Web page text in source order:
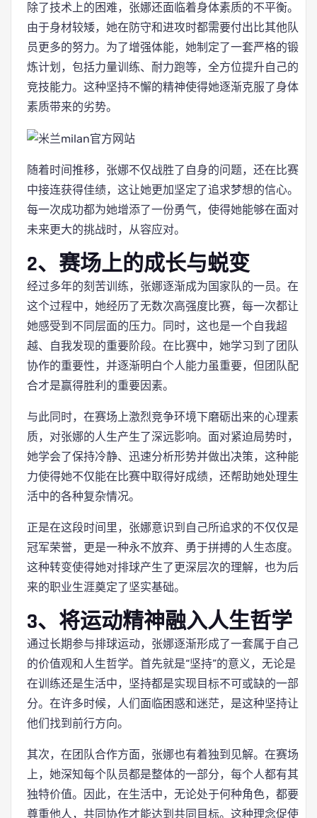
除了技术上的困难，张娜还面临着身体素质的不平衡。
由于身材较矮，她在防守和进攻时都需要付出比其他队
员更多的努力。为了增强体能，她制定了一套严格的锻
炼计划，包括力量训练、耐力跑等，全方位提升自己的
竞技能力。这种坚持不懈的精神使得她逐渐克服了身体
素质带来的劣势。
随着时间推移，张娜不仅战胜了自身的问题，还在比赛
中接连获得佳绩，这让她更加坚定了追求梦想的信心。
每一次成功都为她增添了一份勇气，使得她能够在面对
未来更大的挑战时，从容应对。
2、赛场上的成长与蜕变
经过多年的刻苦训练，张娜逐渐成为国家队的一员。在
这个过程中，她经历了无数次高强度比赛，每一次都让
她感受到不同层面的压力。同时，这也是一个自我超
越、自我发现的重要阶段。在比赛中，她学习到了团队
协作的重要性，并逐渐明白个人能力虽重要，但团队配
合才是赢得胜利的重要因素。
与此同时，在赛场上激烈竞争环境下磨砺出来的心理素
质，对张娜的人生产生了深远影响。面对紧迫局势时，
她学会了保持冷静、迅速分析形势并做出决策，这种能
力使得她不仅能在比赛中取得好成绩，还帮助她处理生
活中的各种复杂情况。
正是在这段时间里，张娜意识到自己所追求的不仅仅是
冠军荣誉，更是一种永不放弃、勇于拼搏的人生态度。
这种转变使得她对排球产生了更深层次的理解，也为后
来的职业生涯奠定了坚实基础。
3、将运动精神融入人生哲学
通过长期参与排球运动，张娜逐渐形成了一套属于自己
的价值观和人生哲学。首先就是“坚持”的意义，无论是
在训练还是生活中，坚持都是实现目标不可或缺的一部
分。在许多时候，人们面临困惑和迷茫，是这种坚持让
他们找到前行方向。
其次，在团队合作方面，张娜也有着独到见解。在赛场
上，她深知每个队员都是整体的一部分，每个人都有其
独特价值。因此，在生活中，无论处于何种角色，都要
尊重他人，共同协作才能达到共同目标。这种理念促使